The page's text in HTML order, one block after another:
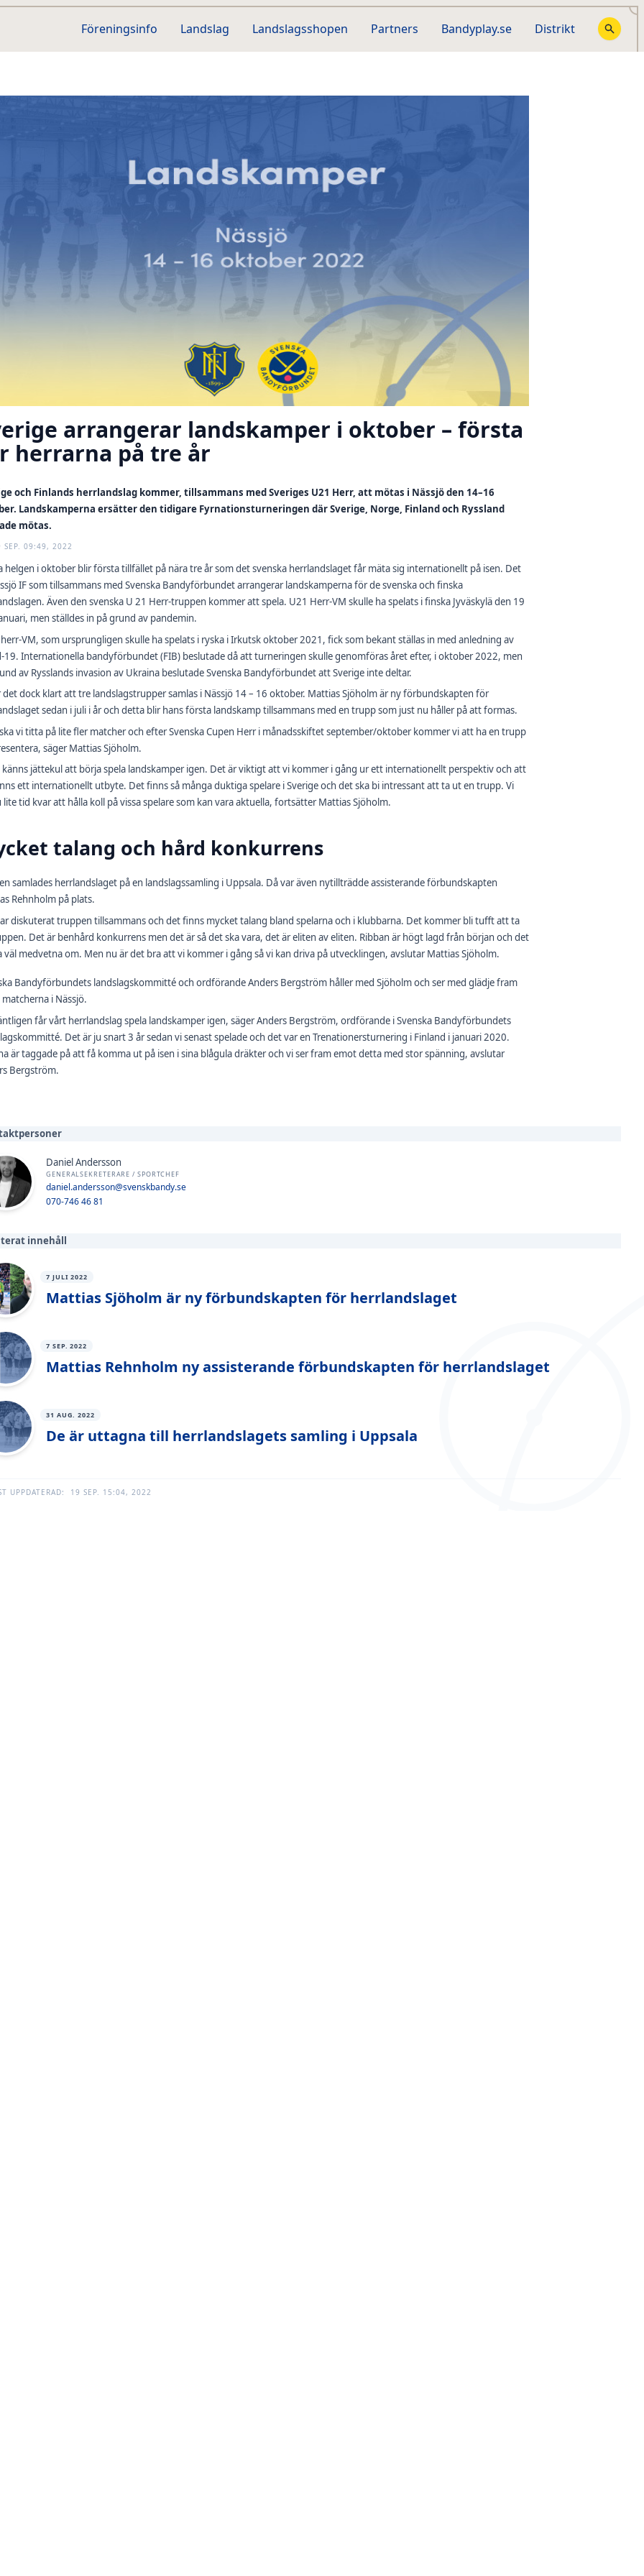
Föreningsinfo Landslag Landslagsshopen Partners Bandyplay.se Distrikt
arrangerar landskamper i oktober – första
herrarna på tre år
och Finlands herrlandslag kommer, tillsammans med Sveriges U21 Herr, att mötas i Nässjö den 14–16
Landskamperna ersätter den tidigare Fyrnationsturneringen där Sverige, Norge, Finland och Ryssland
mötas.
SEP. 09:49, 2022
helgen i oktober blir första tillfället på nära tre år som det svenska herrlandslaget får mäta sig internationellt på isen. Det
IF som tillsammans med Svenska Bandyförbundet arrangerar landskamperna för de svenska och finska
Även den svenska U 21 Herr-truppen kommer att spela. U21 Herr-VM skulle ha spelats i finska Jyväskylä den 19
men ställdes in på grund av pandemin.
VM, som ursprungligen skulle ha spelats i ryska iIrkutsk oktober 2021, fick som bekant ställas in med anledning av
19. Internationella bandyförbundet (FIB) beslutade då att turneringen skulle genomföras året efter, i oktober 2022, men
av Rysslands invasion av Ukraina beslutade Svenska Bandyförbundet att Sverige inte deltar.
det dock klart att tre landslagstrupper samlas i Nässjö 14 – 16 oktober. Mattias Sjöholm är ny förbundskapten för
sedan i juli i år och detta blir hans första landskamp tillsammans med en trupp som just nu håller på att formas.
vi titta på lite fler matcher och efter Svenska Cupen Herr i månadsskiftet september/oktober kommer vi att ha en trupp
säger Mattias Sjöholm.
känns jättekul att börja spela landskamper igen. Det är viktigt att vi kommer i gång ur ett internationellt perspektiv och att
ett internationellt utbyte. Det finns så många duktiga spelare i Sverige och det ska bi intressant att ta ut en trupp. Vi
lite tid kvar att hålla koll på vissa spelare som kan vara aktuella, fortsätter Mattias Sjöholm.
talang och hård konkurrens
samlades herrlandslaget på en landslagssamling i Uppsala. Då var även nytillträdde assisterande förbundskapten
Rehnholm på plats.
diskuterat truppen tillsammans och det finns mycket talang bland spelarna och i klubbarna. Det kommer bli tufft att ta
Det är benhård konkurrens men det är så det ska vara, det är eliten av eliten. Ribban är högt lagd från början och det
väl medvetna om. Men nu är det bra att vi kommer i gång så vi kan driva på utvecklingen, avslutar Mattias Sjöholm.
Bandyförbundets landslagskommitté och ordförande Anders Bergström håller med Sjöholm och ser med glädje fram
i Nässjö.
får vårt herrlandslag spela landskamper igen, säger Anders Bergström, ordförande i Svenska Bandyförbundets
Det är ju snart 3 år sedan vi senast spelade och det var en Trenationersturnering i Finland i januari 2020.
är taggade på att få komma ut på isen i sina blågula dräkter och vi ser fram emot detta med stor spänning, avslutar
Bergström.
Daniel Andersson
GENERALSEKRETERARE / SPORTCHEF
daniel.andersson@svenskbandy.se
070-746 46 81
innehåll
7 JULI 2022
Mattias Sjöholm är ny förbundskapten för herrlandslaget
7 SEP. 2022
Mattias Rehnholm ny assisterande förbundskapten för herrlandslaget
31 AUG. 2022
De är uttagna till herrlandslagets samling i Uppsala
UPPDATERAD: 19 SEP. 15:04, 2022